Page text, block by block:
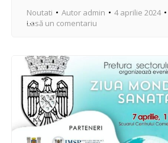
Noutati Autor admin
4 aprilie 2024
Lasă un comentariu